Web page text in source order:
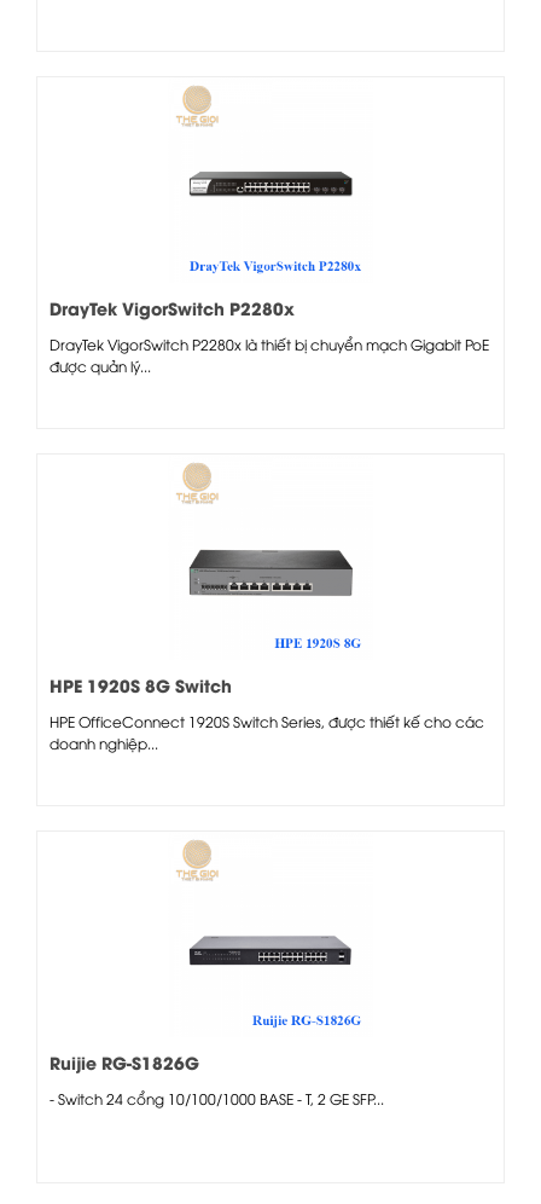
DrayTek VigorSwitch P2280x
DrayTek VigorSwitch P2280x là thiết bị chuyển mạch Gigabit PoE
được quản lý...
HPE 1920S 8G Switch
HPE OfficeConnect 1920S Switch Series, được thiết kế cho các
doanh nghiệp...
Ruijie RG-S1826G
- Switch 24 cổng 10/100/1000 BASE - T, 2 GE SFP...